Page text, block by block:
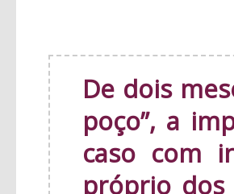
De dois
poço”, a
caso com
próprio dos